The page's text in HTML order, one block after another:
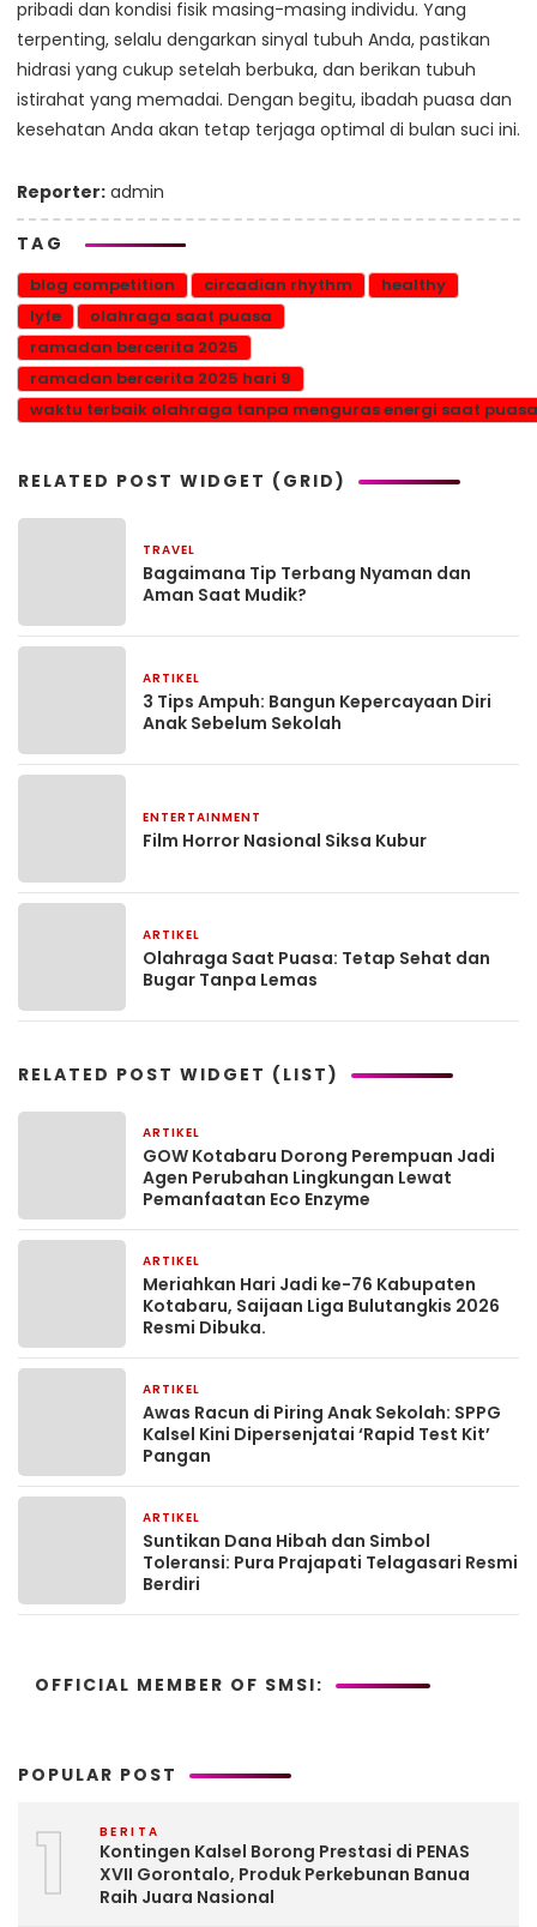
pribadi dan kondisi fisik masing-masing individu. Yang
terpenting, selalu dengarkan sinyal tubuh Anda, pastikan
hidrasi yang cukup setelah berbuka, dan berikan tubuh
istirahat yang memadai. Dengan begitu, ibadah puasa dan
kesehatan Anda akan tetap terjaga optimal di bulan suci ini.
Reporter: admin
TAG
blog competition circadian rhythm
healthy
lyfe
olahraga saat puasa
ramadan bercerita 2025
ramadan bercerita 2025 hari 9
waktu terbaik olahraga tanpa menguras energi saat puasa
RELATED POST WIDGET (GRID)
TRAVEL
Bagaimana Tip Terbang Nyaman dan
Aman Saat Mudik?
ARTIKEL
3 Tips Ampuh: Bangun Kepercayaan Diri
Anak Sebelum Sekolah
ENTERTAINMENT
Film Horror Nasional Siksa Kubur
ARTIKEL
Olahraga Saat Puasa: Tetap Sehat dan
Bugar Tanpa Lemas
RELATED POST WIDGET (LIST)
ARTIKEL
GOW Kotabaru Dorong Perempuan Jadi
Agen Perubahan Lingkungan Lewat
Pemanfaatan Eco Enzyme
ARTIKEL
Meriahkan Hari Jadi ke-76 Kabupaten
Kotabaru, Saijaan Liga Bulutangkis 2026
Resmi Dibuka.
ARTIKEL
Awas Racun di Piring Anak Sekolah: SPPG
Kalsel Kini Dipersenjatai ‘Rapid Test Kit’
Pangan
ARTIKEL
Suntikan Dana Hibah dan Simbol
Toleransi: Pura Prajapati Telagasari Resmi
Berdiri
OFFICIAL MEMBER OF SMSI:
POPULAR POST
1 BERITA
Kontingen Kalsel Borong Prestasi di PENAS
XVII Gorontalo, Produk Perkebunan Banua
Raih Juara Nasional